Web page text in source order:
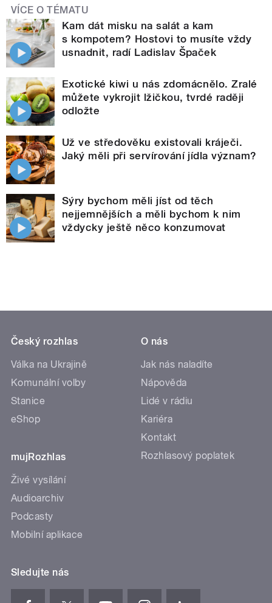
VÍCE O TÉMATU
Kam dát misku na salát a kam
s kompotem? Hostovi to musíte vždy
usnadnit, radí Ladislav Špaček
Exotické kiwi u nás zdomácnělo. Zralé
můžete vykrojit lžičkou, tvrdé raději
odložte
Už ve středověku existovali kráječi.
Jaký měli při servírování jídla význam?
Sýry bychom měli jíst od těch
nejjemnějších a měli bychom k nim
vždycky ještě něco konzumovat
Český rozhlas
Válka na Ukrajině
Komunální volby
Stanice
eShop
mujRozhlas
Živé vysílání
Audioarchiv
Podcasty
Mobilní aplikace
O nás
Jak nás naladíte
Nápověda
Lidé v rádiu
Kariéra
Kontakt
Rozhlasový poplatek
Sledujte nás